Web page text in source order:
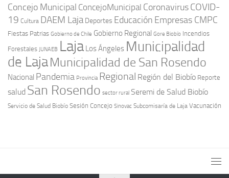
Concejo Municipal ConcejoMunicipal CoronavirusCOVID-
19 Cultura DAEM Laja Deportes Educación Empresas CMPC
Fiestas Patrias Gobierno de Chile Gobierno Regional Gore Biobío Incendios
Forestales JUNAEB Laja Los Ángeles Municipalidad
de LajaMunicipalidad de San Rosendo
Nacional Pandemia Provincia Regional Región del Biobío Reporte
salud San Rosendo sector rural Seremi de Salud Biobío
Servicio de Salud Biobío Sesión Concejo Sinovac Subcomisaría de Laja Vacunación